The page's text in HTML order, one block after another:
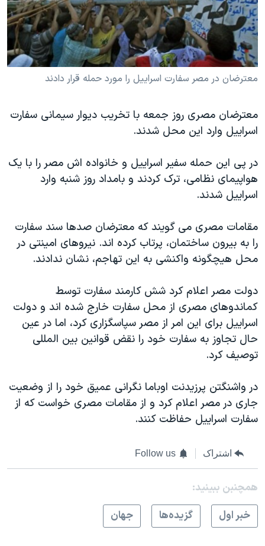
فرهنگ و زندگی
حقوق شهروندی
اقتصادی
علم و فناوری
گالری عکس
آرشیو پخش زنده
مستندها
انتخابات ریاست جمهوری آمریکا ۲۰۲۴
حمله جمهوری اسلامی به اسرائیل
رمز مهسا
اعتراضات زن، زندگی، آزادی
مجموعه مستندهای دادخواهی
تریبونال مردمی آبان ۹۸
دادگاه حمید نوری
چهل سال گروگان‌گیری
قانون شفافیت دارائی کادر رهبری ایران
اعتراضات مردمی آبان ۹۸
اسرائیل در جنگ
نرگس محمدی برنده جایزه نوبل صلح
همایش محافظه‌کاران آمریکا «سی‌پک»
صفحه‌های ویژه
سفر پرزیدنت ترامپ به چین
دنبال کنید
معترضان در مصر سفارت اسراييل را مورد حمله قرار دادند
معترضان مصری روز جمعه با تخريب ديوار سيمانی سفارت
اسراييل وارد اين محل شدند.
در پی اين حمله سفير اسراييل و خانواده اش مصر را با يک
هواپيمای نظامی، ترک کردند و بامداد روز شنبه وارد
اسراييل شدند.
مقامات مصری می گويند که معترضان صدها سند سفارت
را به بيرون ساختمان، پرتاب کرده اند. نيروهای امينتی در
محل هيچگونه واکنشی به اين تهاجم، نشان ندادند.
دولت مصر اعلام کرد شش کارمند سفارت توسط
کماندوهای مصری از محل سفارت خارج شده اند و دولت
اسراييل برای اين امر از مصر سپاسگزاری کرد، اما در عين
حال تجاوز به سفارت خود را نقض قوانين بين المللی
توصيف کرد.
در واشنگتن پرزيدنت اوباما نگرانی عميق خود را از وضعيت
جاری در مصر اعلام کرد و از مقامات مصری خواست که از
سفارت اسراييل حفاظت کنند.
اشتراک Follow us
همچنبن ببینید:
خبر اول
گزيده‌ها جهان